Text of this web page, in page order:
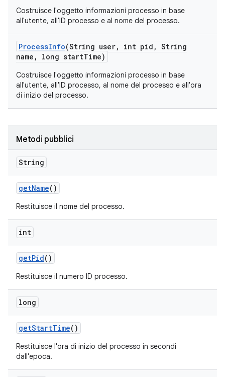
Costruisce l'oggetto informazioni processo in base
all'utente, all'ID processo e al nome del processo.
ProcessInfo(String user, int pid , String
name , long startTime)
Costruisce l'oggetto informazioni processo in base
all'utente, all'ID processo, al nome del processo e all'ora
di inizio del processo.
Metodi pubblici
String
getName()
Restituisce il nome del processo.
int
getPid()
Restituisce il numero ID processo.
long
getStartTime()
Restituisce l'ora di inizio del processo in secondi
dall'epoca.